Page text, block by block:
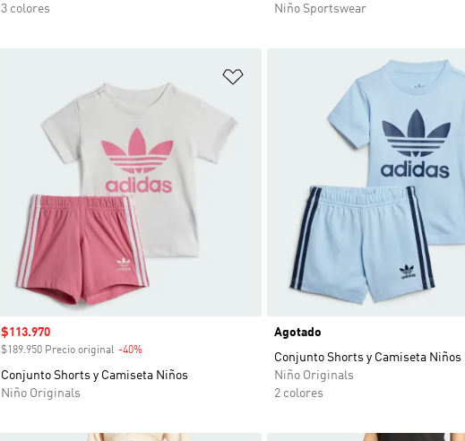
3 colores
Niño Sportswear
Añadir a la lista de deseos
Precio de venta
$113.970
$189.950 Precio original -40%Descuento
Conjunto Shorts y Camiseta Niños
Niño Originals
Agotado
Conjunto Shorts y Camiseta Niños
Niño Originals
2 colores